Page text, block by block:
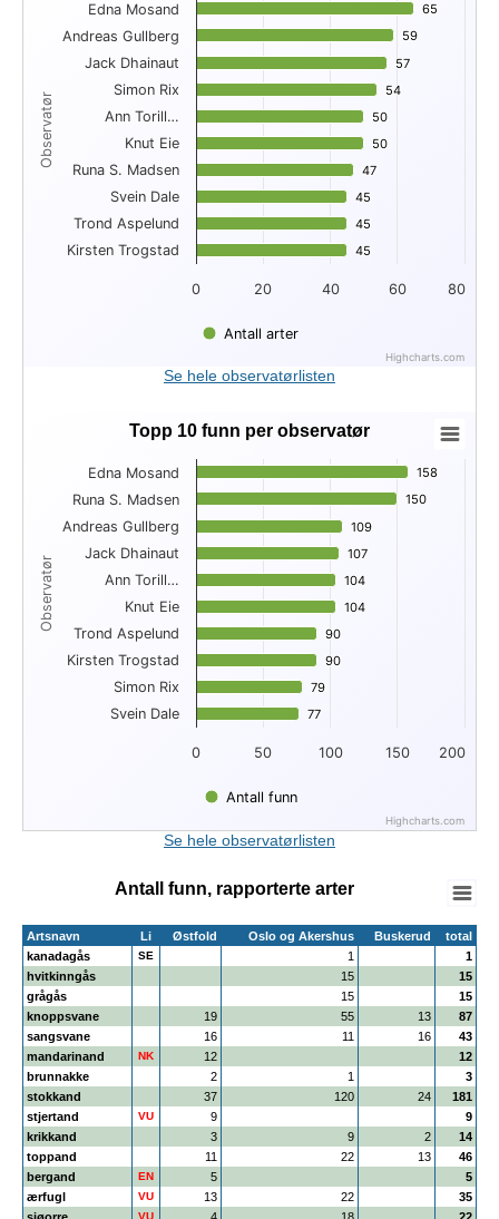
Bar chart with 10 bars.
View as data table, Topp 10 antall arter per observatør
The chart has 1 X axis displaying Observatør.
The chart has 1 Y axis displaying . Data ranges from 45 to
Observatør
65
65
59
59
57
57
54
54
50
50
50
50
47
47
45
45
45
45
45
45
Antall arter
0 20 40 60 80
Edna Mosand
Andreas Gullberg
Jack Dhainaut
Simon Rix
Ann Torill…
Knut Eie
Runa S. Madsen
Svein Dale
Trond Aspelund
Kirsten Trogstad
Highcharts.com
End of interactive chart.Se hele observatørlisten
Topp 10 funn per observatør
Bar chart with 10 bars.
View as data table, Topp 10 funn per observatør
The chart has 1 X axis displaying Observatør.
The chart has 1 Y axis displaying . Data ranges from 77 to
Observatør
Topp 10 funn per observatør
158
158
150
150
109
109
107
107
104
104
104
104
90
90
90
90
79
79
77
77
Antall funn
0 50 100 150 200
Edna Mosand
Runa S. Madsen
Andreas Gullberg
Jack Dhainaut
Ann Torill…
Knut Eie
Trond Aspelund
Kirsten Trogstad
Simon Rix
Svein Dale
Highcharts.com
End of interactive chart.Se hele observatørlisten
Antall funn, rapporterte arter
Artsnavn Li Østfold Oslo og Akershus Buskerud
total
kanadagås
SE 1
1
hvitkinngås
15
15
grågås
15
15
knoppsvane
19 55 13
87
sangsvane
16 11 16
43
mandarinand
NK 12
12
brunnakke
2 1
3
stokkand
37 120 24
181
stjertand
VU 9
9
krikkand
3 9 2
14
toppand
11 22 13
46
bergand
EN 5
5
ærfugl
VU 13 22
35
VU